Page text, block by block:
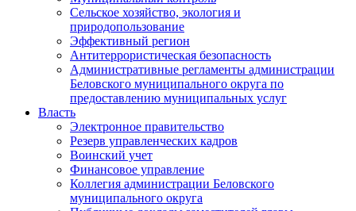
Сельское хозяйство, экология и
природопользование
Эффективный регион
Антитеррористическая безопасность
Административные регламенты администрации
Беловского муниципального округа по
предоставлению муниципальных услуг
Власть
Электронное правительство
Резерв управленческих кадров
Воинский учет
Финансовое управление
Коллегия администрации Беловского
муниципального округа